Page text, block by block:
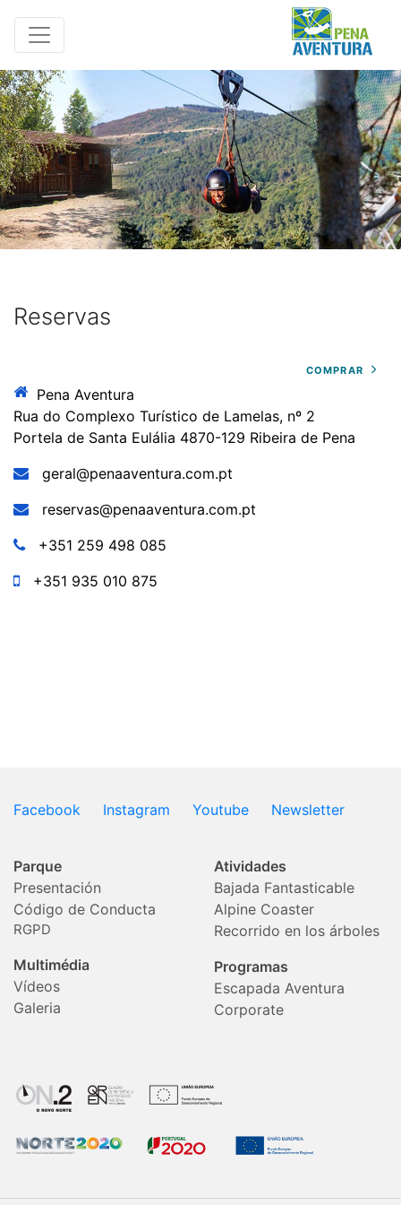
Reservas
COMPRAR
Pena Aventura
Rua do Complexo Turístico de Lamelas, nº 2
Portela de Santa Eulália 4870-129 Ribeira de Pena
geral@penaaventura.com.pt
reservas@penaaventura.com.pt
+351 259 498 085
+351 935 010 875
Facebook Instagram Youtube Newsletter
Parque
Presentación
Código de Conducta
RGPD
Multimédia
Vídeos
Galeria
Atividades
Bajada Fantasticable
Alpine Coaster
Recorrido en los árboles
Programas
Escapada Aventura
Corporate